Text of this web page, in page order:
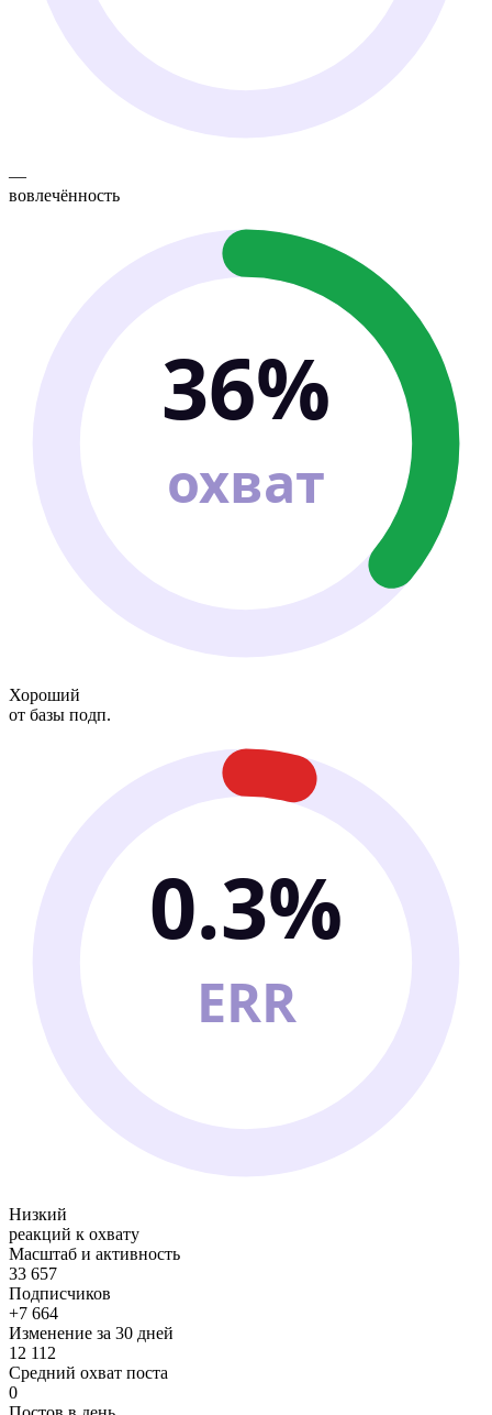
—
вовлечённость
36%
охват
Хороший
от базы подп.
0.3%
ERR
Низкий
реакций к охвату
Масштаб и активность
33 657
Подписчиков
+7 664
Изменение за 30 дней
12 112
Средний охват поста
0